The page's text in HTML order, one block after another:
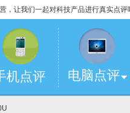
，让我们一起对科技产品进行真实点评
机点评 电脑点评